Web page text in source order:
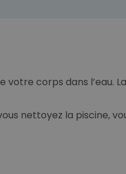
corps dans l’eau.
nettoyez la piscine,